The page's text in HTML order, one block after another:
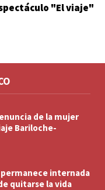
"El viaje"
de la mujer
Bariloche-
internada
quitarse la vida